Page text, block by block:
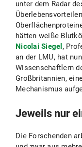
unter dem Radar
hätten weiße
Nicolai Siegel ,
an der LMU, hat
Wissenschaftlern
Großbritannien,
Mechanismus
Jeweils nur
Die Forschenden